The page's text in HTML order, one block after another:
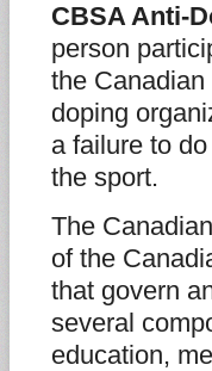
CBSA Anti-
person
the
doping
a failure to
the sport.
The
of the
that govern
several
education,